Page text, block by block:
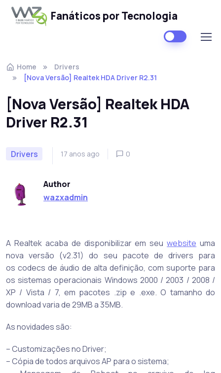
Fanáticos por Tecnologia
Home
Drivers
[Nova Versão] Realtek HDA Driver R2.31
[Nova Versão] Realtek HDA
Driver R2.31
Drivers 17 anos ago 0
Author
wazxadmin
A Realtek acaba de disponibilizar em seuwebsite uma
nova versão (v2.31) do seu pacote de drivers para
os codecs de áudio de alta definição, com suporte para
os sistemas operacionais Windows 2000 / 2003 / 2008 /
XP / Vista / 7, em pacotes .zip e .exe. O tamanho do
download varia de 29MB a 35MB.
As novidades são:
– Customizações no Driver;
– Cópia de todos arquivos AP para o sistema;